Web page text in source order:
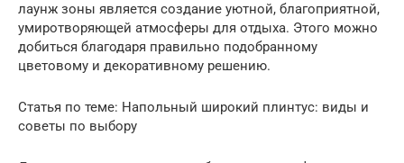
лаунж зоны является создание уютной, благоприятной,
умиротворяющей атмосферы для отдыха. Этого можно
добиться благодаря правильно подобранному
цветовому и декоративному решению.
Статья по теме: Напольный широкий плинтус: виды и
советы по выбору